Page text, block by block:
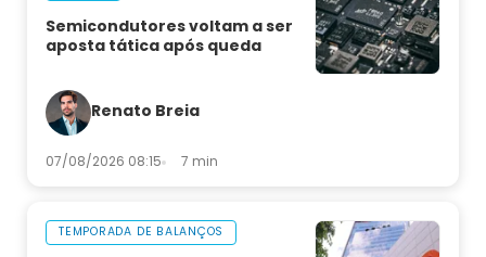
Semicondutores voltam a ser
aposta tática após queda
Renato Breia
07/08/2026 08:15 7 min
TEMPORADA DE BALANÇOS